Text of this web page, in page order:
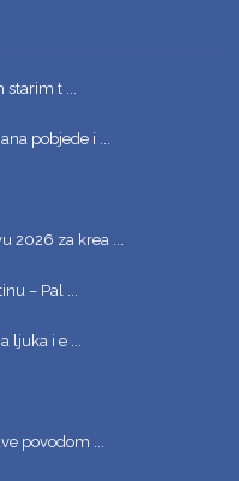
t ...
pobjede i ...
2026 za krea ...
– Pal ...
i e ...
povodom ...